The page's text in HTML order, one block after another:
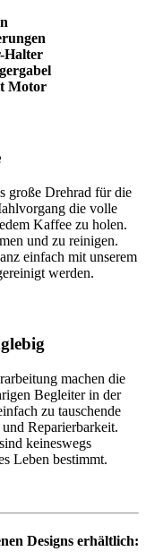
Halter
Motor
große Drehrad für die
die volle
Kaffee zu holen.
und zu reinigen.
einfach mit unserem
werden.
machen die
Begleiter in der
zu tauschende
Reparierbarkeit.
keineswegs
Leben bestimmt.
Designs erhältlich: